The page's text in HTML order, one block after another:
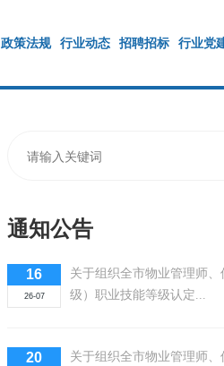
政策法规 行业动态 招聘招标 行业党
通知公告
16
26-07
关于组织全市物业管理师、
级）职业技能等级认定...
20
关于组织全市物业管理师